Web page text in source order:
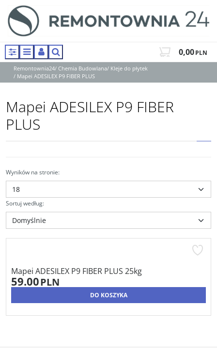
PanelMenuPanelSzukaj 0,00PLN
Remontownia24/ Chemia Budowlana/ Kleje do płytek
/ Mapei ADESILEX P9 FIBER PLUS
Mapei ADESILEX P9 FIBER
PLUS
Wyników na stronie:
Sortuj według:
Mapei ADESILEX P9 FIBER PLUS 25kg
59.00PLN
DO KOSZYKA